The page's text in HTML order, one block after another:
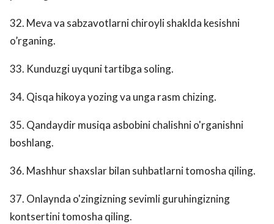
32. Meva va sabzavotlarni chiroyli shaklda kesishni
o’rganing.
33. Kunduzgi uyquni tartibga soling.
34. Qisqa hikoya yozing va unga rasm chizing.
35. Qandaydir musiqa asbobini chalishni o'rganishni
boshlang.
36. Mashhur shaxslar bilan suhbatlarni tomosha qiling.
37. Onlaynda o'zingizning sevimli guruhingizning
kontsertini tomosha qiling.